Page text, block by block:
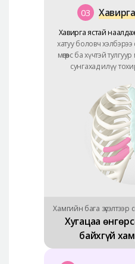
03
Хавирга ястай
хатуу боловч хэлбэрээ
мөгөөрс ба хүчтэй
сунгахад илүү
Хамгийн бага
Хугацаа
байхгүй